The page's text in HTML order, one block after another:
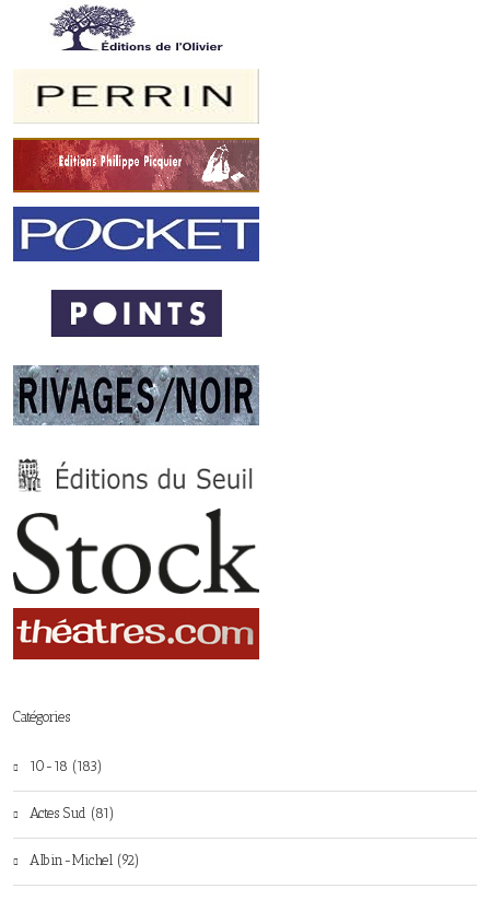
Catégories
10-18 (183)
Actes Sud (81)
Albin-Michel (92)